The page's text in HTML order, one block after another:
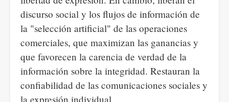
discurso social y los flujos de información de
la "selección artificial" de las operaciones
comerciales, que maximizan las ganancias y
que favorecen la carencia de verdad de la
información sobre la integridad. Restauran la
confiabilidad de las comunicaciones sociales y
la expresión individual.